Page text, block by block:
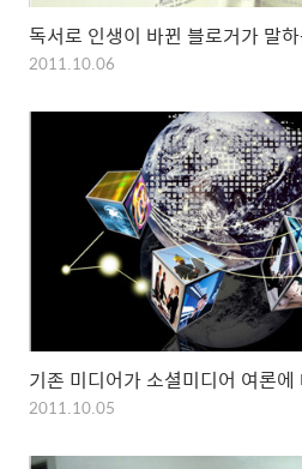
독서로 인생이 바뀐 블로거가 말하
2011.10.06
기존 미디어가 소셜미디어 여론에
2011.10.05